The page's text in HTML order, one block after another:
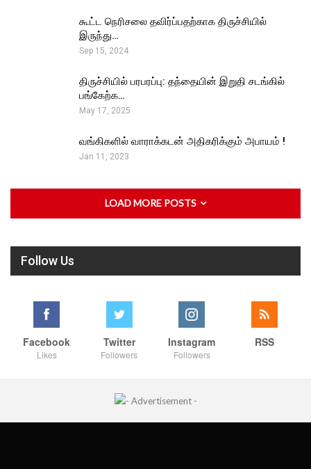
கூட்ட நெரிசலை தவிர்ப்பதற்காக திருச்சியில்
இருந்து…
Sep 15, 2024
திருச்சியில் பரபரப்பு: தந்தையின் இறுதி சடங்கில்
பங்கேற்க…
May 17, 2025
வங்கிகளில் வாராக்கடன் அதிகரிக்கும் அபாயம் !
Jan 11, 2023
LOAD MORE POSTS
Follow Us
Facebook
Likes
Twitter
Followers
Instagram
Followers
RSS